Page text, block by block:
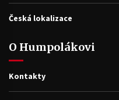
Česká lokalizace
O Humpolákovi
Kontakty